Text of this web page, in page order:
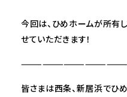
今回は、ひめホームが所有
せていただきます！
皆さまは西条、新居浜でひ